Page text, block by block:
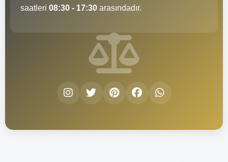
saatleri 08:30 - 17:30 arasındadır.